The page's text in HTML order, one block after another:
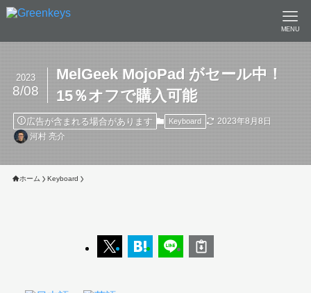
MENU
MelGeek MojoPad がセール中！
15％オフで購入可能
2023
8/08
広告が含まれる場合があります Keyboard
2023年8月8日
河村 亮介
ホーム Keyboard